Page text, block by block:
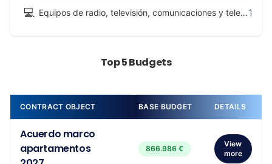
💻 Equipos de radio, televisión, comunicaciones y telecomunicaciones y equipos conexos1
Top 5 Budgets
CONTRACT OBJECT BASE BUDGET DETAILS
Acuerdo marco
apartamentos
866.986 €
View
more